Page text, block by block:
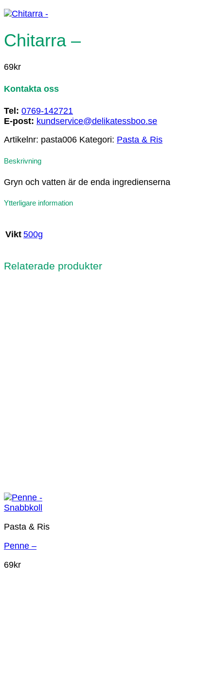
Chitarra –
69kr
Kontakta oss
Tel: 0769-142721
E-post: kundservice@delikatessboo.se
Artikelnr: pasta006 Kategori: Pasta & Ris
Beskrivning
Gryn och vatten är de enda ingredienserna
Ytterligare information
Vikt 500g
Relaterade produkter
Snabbkoll
Pasta & Ris
Penne –
69kr